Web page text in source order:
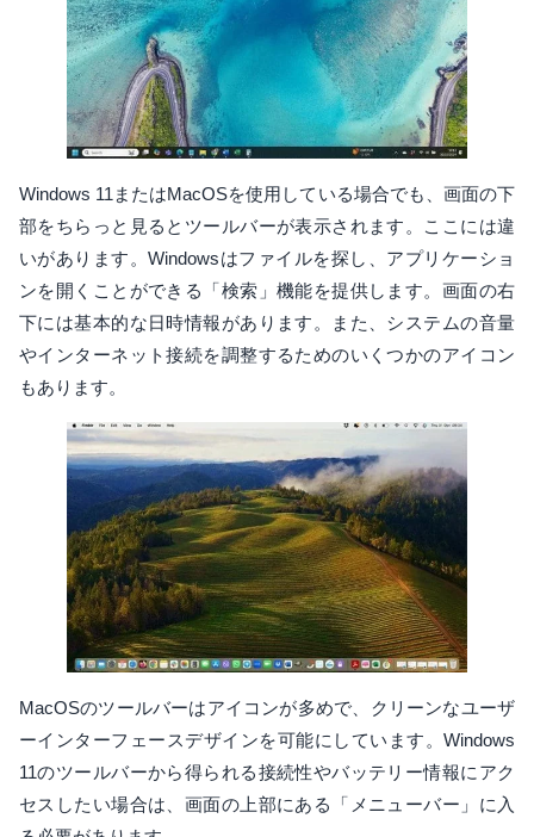
Windows 11またはMacOSを使用している場合でも、画面の下
部をちらっと見るとツールバーが表示されます。ここには違
いがあります。Windowsはファイルを探し、アプリケーショ
ンを開くことができる「検索」機能を提供します。画面の右
下には基本的な日時情報があります。また、システムの音量
やインターネット接続を調整するためのいくつかのアイコン
もあります。
MacOSのツールバーはアイコンが多めで、クリーンなユーザ
ーインターフェースデザインを可能にしています。Windows
11のツールバーから得られる接続性やバッテリー情報にアク
セスしたい場合は、画面の上部にある「メニューバー」に入